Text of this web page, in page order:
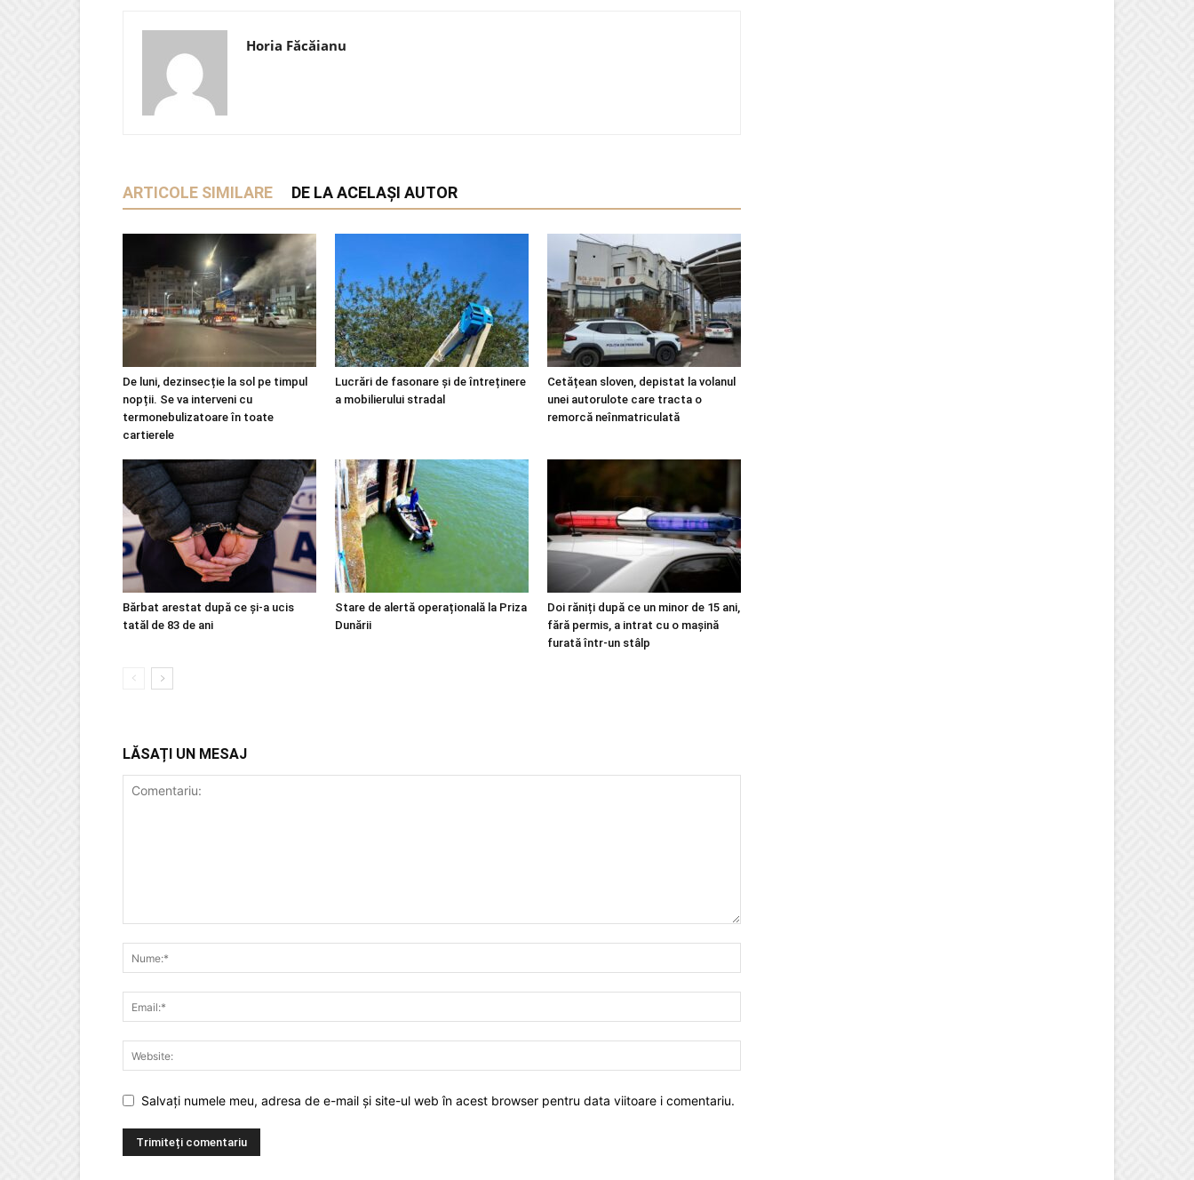
Horia Făcăianu
ARTICOLE SIMILARE DE LA ACELAȘI AUTOR
De luni, dezinsecție la sol pe timpul
nopții. Se va interveni cu
termonebulizatoare în toate
cartierele
Lucrări de fasonare și de întreținere
a mobilierului stradal
Cetățean sloven, depistat la volanul
unei autorulote care tracta o
remorcă neînmatriculată
Bărbat arestat după ce și-a ucis
tatăl de 83 de ani
Stare de alertă operațională la Priza
Dunării
Doi răniți după ce un minor de 15 ani,
fără permis, a intrat cu o mașină
furată într-un stâlp
LĂSAȚI UN MESAJ
Salvați numele meu, adresa de e-mail și site-ul web în acest browser pentru data viitoare i comentariu.